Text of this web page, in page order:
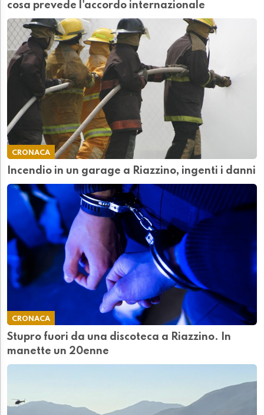
cosa prevede l'accordo internazionale
CRONACA
Incendio in un garage a Riazzino, ingenti i danni
CRONACA
Stupro fuori da una discoteca a Riazzino. In
manette un 20enne